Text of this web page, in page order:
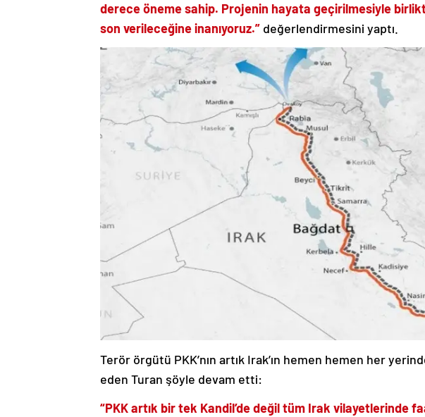
derece öneme sahip. Projenin hayata geçirilmesiyle
son verileceğine inanıyoruz.” değerlendirmesini yaptı.
Terör örgütü PKK’nın artık Irak’ın hemen hemen her
eden Turan şöyle devam etti:
“PKK artık bir tek Kandil’de değil tüm Irak vilayetlerinde